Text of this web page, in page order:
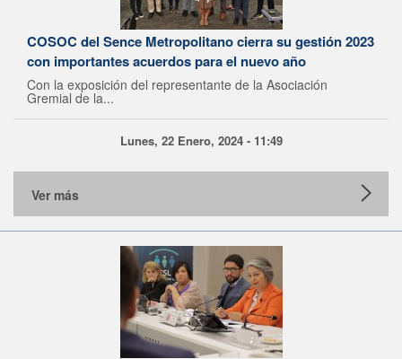
COSOC del Sence Metropolitano cierra su gestión 2023
con importantes acuerdos para el nuevo año
Con la exposición del representante de la Asociación
Gremial de la...
Lunes, 22 Enero, 2024 - 11:49
Ver más